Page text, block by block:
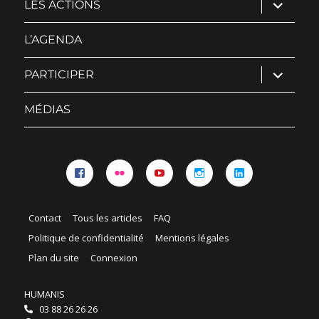
LES ACTIONS le
sous-
L’AGENDA
PARTICIPER ouvrir
le
sous-
MÉDIAS
Contact Tous les articles
FAQ
Politique de confidentialité
Mentions légales
Plan du site
Connexion
HUMANIS
03 88 26 26 26